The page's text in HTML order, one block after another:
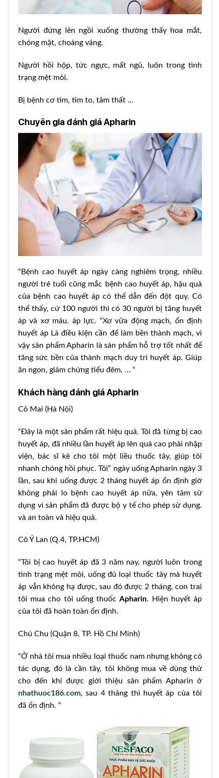
Người đứng lên ngồi xuống thường thấy hoa mắt,
chóng mặt, choáng váng.
Người hồi hộp, tức ngực, mất ngủ, luôn trong tình
trạng mệt mỏi.
Bị bệnh cơ tim, tim to, tâm thất …
Chuyên gia đánh giá Apharin
“Bệnh cao huyết áp ngày càng nghiêm trọng, nhiều
người trẻ tuổi cũng mắc bệnh cao huyết áp, hậu quả
của bệnh cao huyết áp có thể dẫn đến đột quỵ. Có
thể thấy, cứ 100 người thì có 30 người bị tăng huyết
áp và xơ máu. áp lực. “Xơ vữa động mạch, ổn định
huyết áp Là điều kiện cần để làm bền thành mạch, vì
vậy sản phẩm Apharin là sản phẩm hỗ trợ tốt nhất để
tăng sức bền của thành mạch duy trì huyết áp. Giúp
ăn ngon, giảm chứng tiểu đêm, … “
Khách hàng đánh giá Apharin
Cô Mai (Hà Nội)
“Đây là một sản phẩm rất hiệu quả. Tôi đã từng bị cao
huyết áp, đã nhiều lần huyết áp lên quá cao phải nhập
viện, bác sĩ kê cho tôi một liều thuốc tây, giúp tôi
nhanh chóng hồi phục. Tôi” ngày uống Apharin ngày 3
lần, sau khi uống được 2 tháng huyết áp ổn định giờ
không phải lo bệnh cao huyết áp nữa, yên tâm sử
dụng vì sản phẩm đã được bộ y tế cho phép sử dụng.
và an toàn và hiệu quả.
Cô Ý Lan (Q.4, TP.HCM)
“Tôi bị cao huyết áp đã 3 năm nay, người luôn trong
tình trạng mệt mỏi, uống đủ loại thuốc tây mà huyết
áp vẫn không hạ được, sau đó được 2 tháng, con trai
tôi mua cho tôi uống thuốcApharin. Hiện huyết áp
của tôi đã hoàn toàn ổn định.
Chú Chu (Quận 8, TP. Hồ Chí Minh)
“Ở nhà tôi mua nhiều loại thuốc nam nhưng không có
tác dụng, đó là cần tây, tôi không mua về dùng thử
cho đến khi được giới thiệu sản phẩm Apharin ở
nhathuoc186.com, sau 4 tháng thì huyết áp của tôi
đã ổn định. “